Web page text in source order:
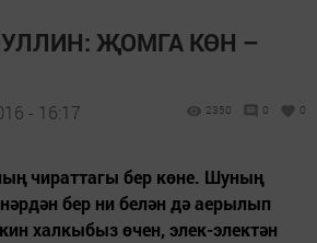
ҖОМГА КӨН –
- 16:17 2350 0 0
чираттагы бер көне. Шуның
бер ни белән дә аерылып
халкыбыз өчен, элек-электән